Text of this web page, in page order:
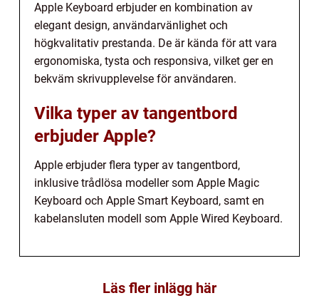
Apple Keyboard erbjuder en kombination av
elegant design, användarvänlighet och
högkvalitativ prestanda. De är kända för att vara
ergonomiska, tysta och responsiva, vilket ger en
bekväm skrivupplevelse för användaren.
Vilka typer av tangentbord
erbjuder Apple?
Apple erbjuder flera typer av tangentbord,
inklusive trådlösa modeller som Apple Magic
Keyboard och Apple Smart Keyboard, samt en
kabelansluten modell som Apple Wired Keyboard.
Läs fler inlägg här